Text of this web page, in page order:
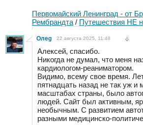
Первомайский Ленинград - от
Рембрандта / Путешествия НЕ
Oлeg 22 августа 2025, 11:48
Алексей, спасибо.
Никогда не думал, что меня
кардиологом-реаниматором.
Видимо, всему свое время.
пятнадцать назад не так уж и
масштабах страны, было
людей. Сайт был активным,
необычным. С развитием
разными медицинско-